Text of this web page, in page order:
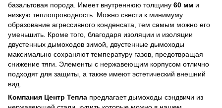
базальтовая порода. Имеет внутреннюю толщину 60 мм и
низкую теплопроводность. Можно свести к минимуму
образование агрессивного конденсата, тем самым можно его
уменьшить. Кроме того, благодаря изоляции и изоляции
двустенных дымоходов зимой, двустенные дымоходы
максимально сохраняют температуру газов, предотвращая
снижение тяги. Элементы с нержавеющим корпусом отлично
подходят для защиты, а также имеют эстетический внешний
вид.
Компания Центр Тепла предлагает дымоходы сэндвичи из